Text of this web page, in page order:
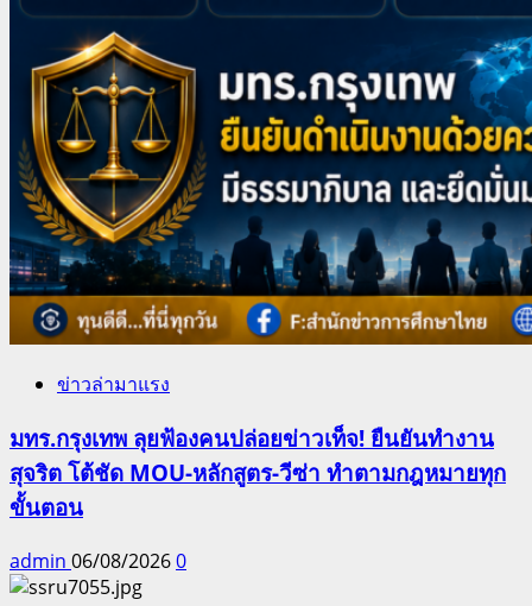
ข่าวล่ามาแรง
มทร.กรุงเทพ ลุยฟ้องคนปล่อยข่าวเท็จ! ยืนยันทำงาน
สุจริต โต้ชัด MOU-หลักสูตร-วีซ่า ทำตามกฎหมายทุก
ขั้นตอน
admin 06/08/20260